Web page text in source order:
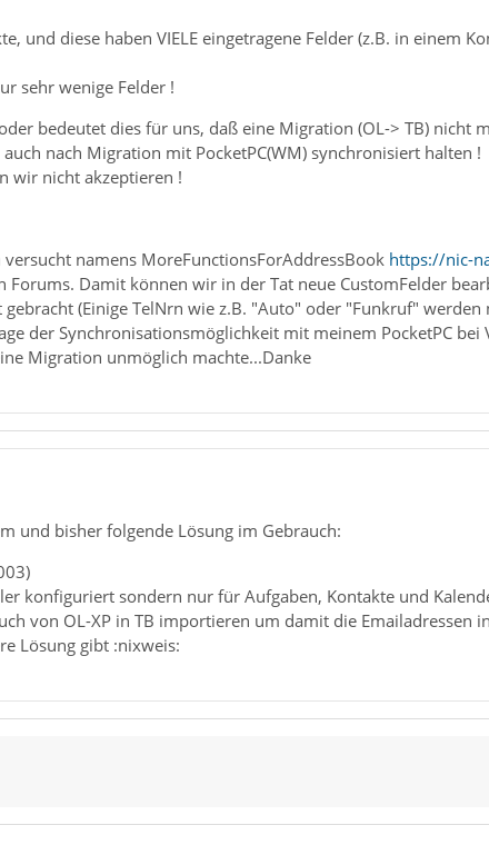
und diese haben VIELE eingetragene Felder (z.B. in einem
sehr wenige Felder !
bedeutet dies für uns, daß eine Migration (OL-> TB) nicht
nach Migration mit PocketPC(WM) synchronisiert halten !
wir nicht akzeptieren !
versucht namens MoreFunctionsForAddressBook https://nic-
Forums. Damit können wir in der Tat neue CustomFelder
(Einige TelNrn wie z.B. "Auto" oder "Funkruf"
der Synchronisationsmöglichkeit mit meinem PocketPC bei
Migration unmöglich machte...Danke
und bisher folgende Lösung im Gebrauch:
konfiguriert sondern nur für Aufgaben, Kontakte und
von OL-XP in TB importieren um damit die Emailadressen
Lösung gibt :nixweis: